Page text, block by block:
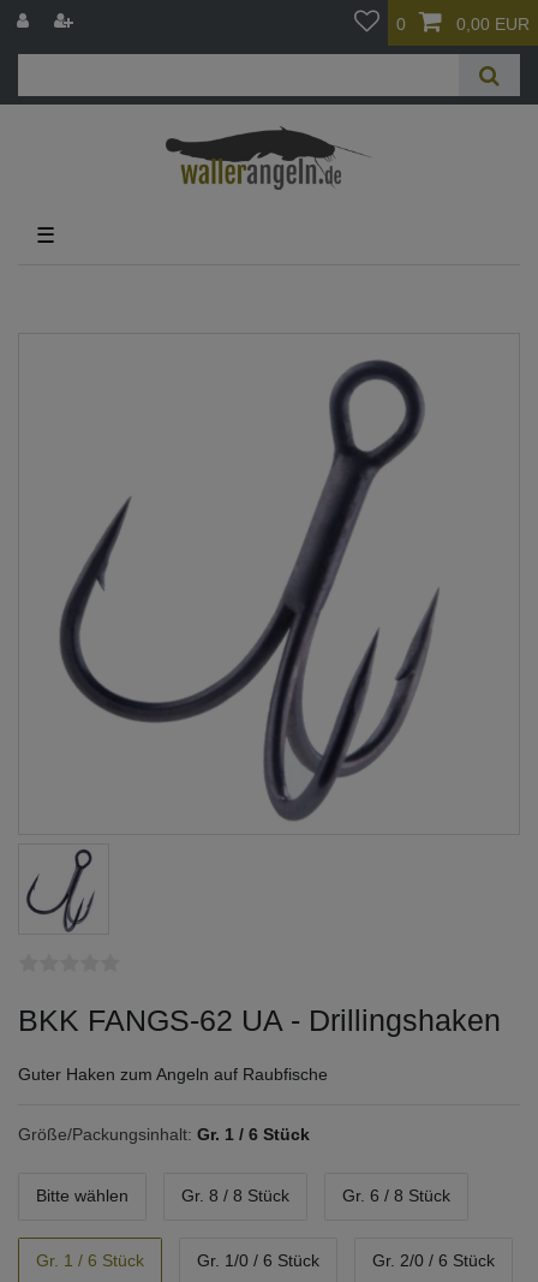
0 0,00 EUR
☰
BKK FANGS-62 UA - Drillingshaken
Guter Haken zum Angeln auf Raubfische
Größe/Packungsinhalt: Gr. 1 / 6 Stück
Bitte wählen Gr. 8 / 8 Stück Gr. 6 / 8 Stück
Gr. 1 / 6 Stück Gr. 1/0 / 6 Stück Gr. 2/0 / 6 Stück